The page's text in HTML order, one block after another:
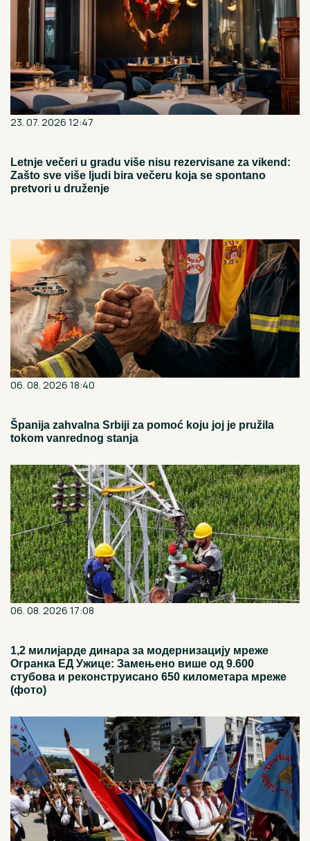
23. 07. 2026 12:47
Letnje večeri u gradu više nisu rezervisane za vikend:
Zašto sve više ljudi bira večeru koja se spontano
pretvori u druženje
06. 08. 2026 18:40
Španija zahvalna Srbiji za pomoć koju joj je pružila
tokom vanrednog stanja
06. 08. 2026 17:08
1,2 милијарде динара за модернизацију мреже
Огранка ЕД Ужице: Замењено више од 9.600
стубова и реконструисано 650 километара мреже
(фото)